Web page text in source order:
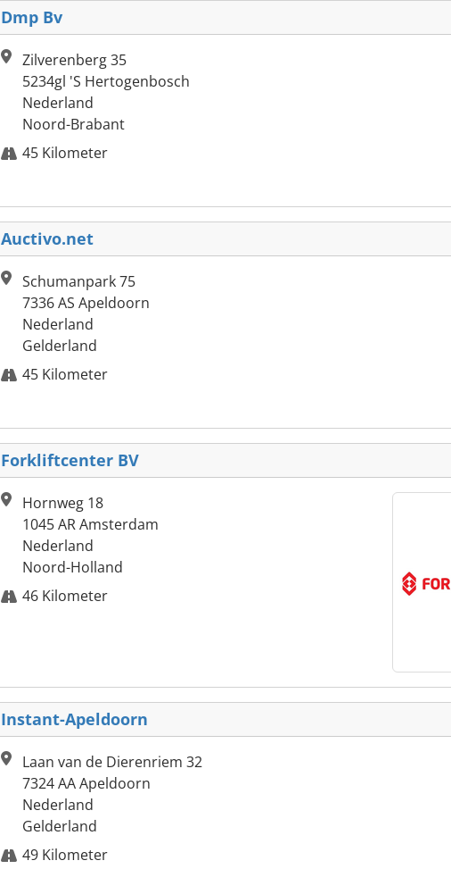
Dmp Bv
Zilverenberg 35
5234gl 'S Hertogenbosch
Nederland
Noord-Brabant
45 Kilometer
Auctivo.net
Schumanpark 75
7336 AS Apeldoorn
Nederland
Gelderland
45 Kilometer
Forkliftcenter BV
Hornweg 18
1045 AR Amsterdam
Nederland
Noord-Holland
46 Kilometer
Instant-Apeldoorn
Laan van de Dierenriem 32
7324 AA Apeldoorn
Nederland
Gelderland
49 Kilometer